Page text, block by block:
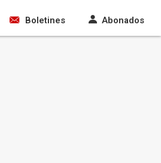
Boletines Abonados